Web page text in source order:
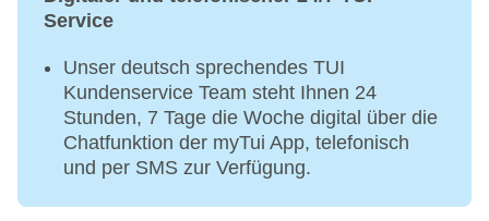
Service
Unser deutsch sprechendes TUI
Kundenservice Team steht Ihnen 24
Stunden, 7 Tage die Woche digital über die
Chatfunktion der myTui App, telefonisch
und per SMS zur Verfügung.